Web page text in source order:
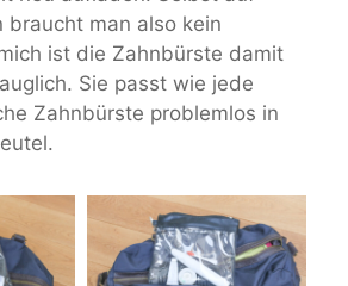
braucht man also kein
ist die Zahnbürste damit
Sie passt wie jede
Zahnbürste problemlos in